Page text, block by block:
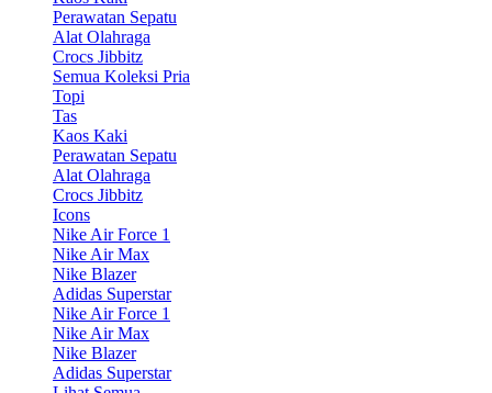
Perawatan Sepatu
Alat Olahraga
Crocs Jibbitz
Semua Koleksi Pria
Topi
Tas
Kaos Kaki
Perawatan Sepatu
Alat Olahraga
Crocs Jibbitz
Icons
Nike Air Force 1
Nike Air Max
Nike Blazer
Adidas Superstar
Nike Air Force 1
Nike Air Max
Nike Blazer
Adidas Superstar